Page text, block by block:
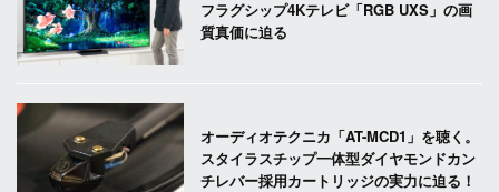
フラグシップ4Kテレビ「RGB UXS」の画
質真価に迫る
オーディオテクニカ「AT-MCD1」を聴く。
スタイラスチップ一体型ダイヤモンドカン
チレバー採用カートリッジの実力に迫る！